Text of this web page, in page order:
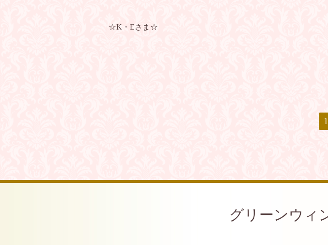
☆K・Eさま☆
1
グリーンウ